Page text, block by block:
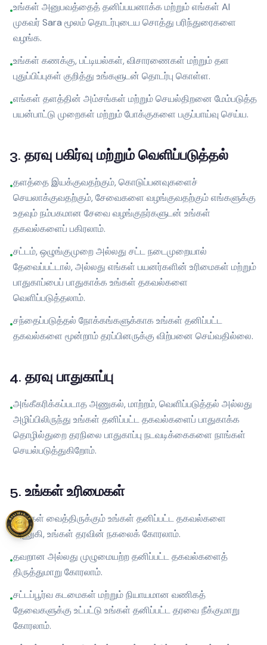
•உங்கள் அனுபவத்தைத் தனிப்பயனாக்க மற்றும் எங்கள் AI
முகவர் Sara மூலம் தொடர்புடைய சொத்து பரிந்துரைகளை
வழங்க.
•உங்கள் கணக்கு, பட்டியல்கள், விசாரணைகள் மற்றும் தள
புதுப்பிப்புகள் குறித்து உங்களுடன் தொடர்பு கொள்ள.
•எங்கள் தளத்தின் அம்சங்கள் மற்றும் செயல்திறனை மேம்படுத்த
பயன்பாட்டு முறைகள் மற்றும் போக்குகளை பகுப்பாய்வு செய்ய.
3. தரவு பகிர்வு மற்றும் வெளிப்படுத்தல்
•தளத்தை இயக்குவதற்கும், கொடுப்பனவுகளைச்
செயலாக்குவதற்கும், சேவைகளை வழங்குவதற்கும் எங்களுக்கு
உதவும் நம்பகமான சேவை வழங்குநர்களுடன் உங்கள்
தகவல்களைப் பகிரலாம்.
•சட்டம், ஒழுங்குமுறை அல்லது சட்ட நடைமுறையால்
தேவைப்பட்டால், அல்லது எங்கள் பயனர்களின் உரிமைகள் மற்றும்
பாதுகாப்பைப் பாதுகாக்க உங்கள் தகவல்களை
வெளிப்படுத்தலாம்.
•சந்தைப்படுத்தல் நோக்கங்களுக்காக உங்கள் தனிப்பட்ட
தகவல்களை மூன்றாம் தரப்பினருக்கு விற்பனை செய்வதில்லை.
4. தரவு பாதுகாப்பு
•அங்கீகரிக்கப்படாத அணுகல், மாற்றம், வெளிப்படுத்தல் அல்லது
அழிப்பிலிருந்து உங்கள் தனிப்பட்ட தகவல்களைப் பாதுகாக்க
தொழில்துறை தரநிலை பாதுகாப்பு நடவடிக்கைகளை நாங்கள்
செயல்படுத்துகிறோம்.
5. உங்கள் உரிமைகள்
•நாங்கள் வைத்திருக்கும் உங்கள் தனிப்பட்ட தகவல்களை
அணுகி, உங்கள் தரவின் நகலைக் கோரலாம்.
•தவறான அல்லது முழுமையற்ற தனிப்பட்ட தகவல்களைத்
திருத்துமாறு கோரலாம்.
•சட்டப்பூர்வ கடமைகள் மற்றும் நியாயமான வணிகத்
தேவைகளுக்கு உட்பட்டு உங்கள் தனிப்பட்ட தரவை நீக்குமாறு
கோரலாம்.